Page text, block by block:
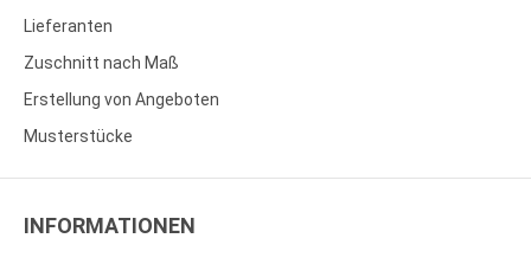
Lieferanten
Zuschnitt nach Maß
Erstellung von Angeboten
Musterstücke
INFORMATIONEN